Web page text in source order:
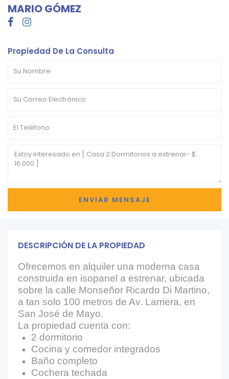
MARIO GÓMEZ
Propiedad De La Consulta
DESCRIPCIÓN DE LA PROPIEDAD
Ofrecemos en alquiler una moderna casa
construida en isopanel a estrenar, ubicada
sobre la calle Monseñor Ricardo Di Martino,
a tan solo 100 metros de Av. Larriera, en
San José de Mayo.
La propiedad cuenta con:
2 dormitorio
Cocina y comedor integrados
Baño completo
Cochera techada